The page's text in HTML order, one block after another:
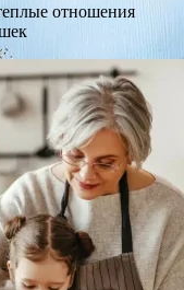
отношения